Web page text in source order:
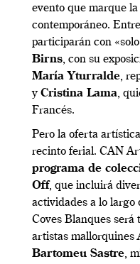
evento que marque
contemporáneo.
participarán con
Birns, con su
María Yturralde,
yCristina Lama,
Francés.
Pero la oferta
recinto ferial. CAN
programa de
Off, que incluirá
actividades a lo largo
Coves Blanques será
artistas mallorquines
Bartomeu Sastre,